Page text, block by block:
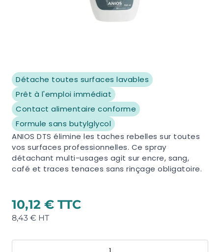
Détache toutes surfaces lavables
Prêt à l'emploi immédiat
Contact alimentaire conforme
Formule sans butylglycol
ANIOS DTS élimine les taches rebelles sur toutes
vos surfaces professionnelles. Ce spray
détachant multi-usages agit sur encre, sang,
café et traces tenaces sans rinçage obligatoire.
10,12 €
8,43 €